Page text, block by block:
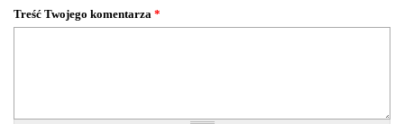
Treść Twojego komentarza *